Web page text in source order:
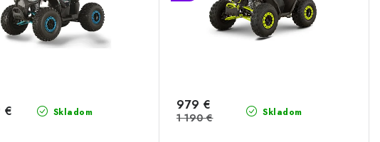
Skladom
€ Skladom
979 €
1 190 €